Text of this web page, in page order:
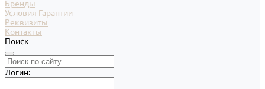
Бренды
Условия Гарантии
Реквизиты
Контакты
Поиск
Логин: